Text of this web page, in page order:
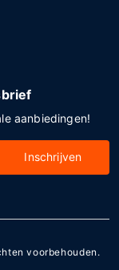
aanbiedingen!
Inschrijven
voorbehouden.